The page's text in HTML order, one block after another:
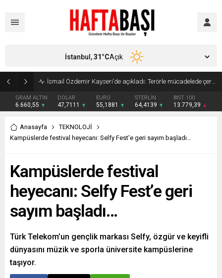
Süleyman Soylu ‘çok korktum’ deyip ilk kez açıkladı: En büyük tehdit dışarısıdır!
GRAM ALTIN
6.660,55
DOLAR
47,7111
EURO
55,1881
STERLİN
64,4139
BIST 100
13.779,39
İstanbul,31°CAçık
Anasayfa
TEKNOLOJİ
Kampüslerde festival heyecanı: Selfy Fest’e geri sayım başladı…
Kampüslerde festival
heyecanı: Selfy Fest’e geri
sayım başladı…
Türk Telekom’un gençlik markası Selfy, özgür ve keyifli
dünyasını müzik ve sporla üniversite kampüslerine
taşıyor.